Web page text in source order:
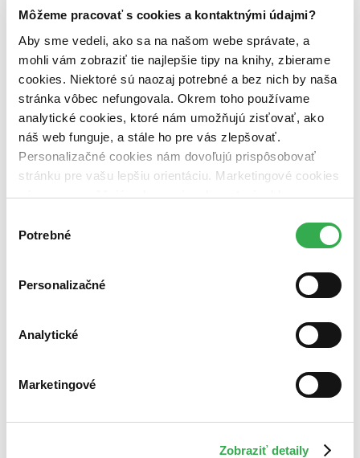
Môžeme pracovať s cookies a kontaktnými údajmi?
Aby sme vedeli, ako sa na našom webe správate, a
mohli vám zobraziť tie najlepšie tipy na knihy, zbierame
cookies. Niektoré sú naozaj potrebné a bez nich by naša
stránka vôbec nefungovala. Okrem toho používame
analytické cookies, ktoré nám umožňujú zisťovať, ako
náš web funguje, a stále ho pre vás zlepšovať.
Personalizačné cookies nám dovoľujú prispôsobovať
stránku pre vašu lepšiu orientáciu. Marketingové cookies
nám zas umožňujú zobrazenie relevantnej reklamy.
nám pomohlo, keby sme mohli používať všetky tieto
súhlasu
Potrebné
Personalizačné
Analytické
Marketingové
Zobraziť detaily
Jazyk
čeština (1 titul)
Téma
vytváranie
Vydavateľstvo
Mgr. Pavel Kotrla (1 titul) Mgr. Pavel Kotrla1
Väzba
pevná väzba (1 titul)pevná väzba1
Zoradiť
Novinky
Najdrahšie